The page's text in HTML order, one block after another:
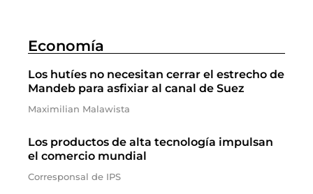
Economía
Los hutíes no necesitan cerrar el estrecho de
Mandeb para asfixiar al canal de Suez
Maximilian Malawista
Los productos de alta tecnología impulsan
el comercio mundial
Corresponsal de IPS